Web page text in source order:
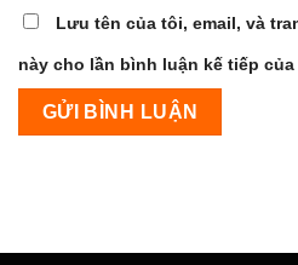
Lưu tên của tôi, email, và
này cho lần bình luận kế tiếp của